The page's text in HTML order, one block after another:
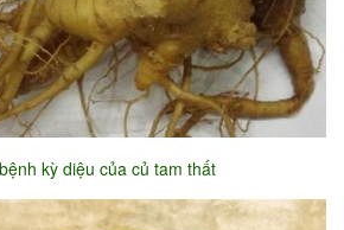
kỳ diệu của củ tam thất